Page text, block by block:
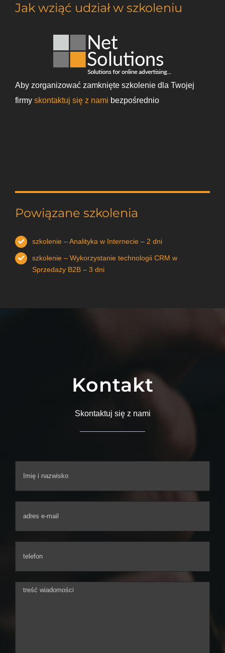
Jak wziąć udział w szkoleniu
Aby zorganizować zamknięte szkolenie dla Twojej
firmy skontaktuj się z nami bezpośrednio
Powiązane szkolenia
szkolenie – Analityka w Internecie – 2 dni
szkolenie – Wykorzystanie technologii CRM w
Sprzedaży B2B – 3 dni
Kontakt
Skontaktuj się z nami